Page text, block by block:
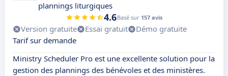
plannings liturgiques
4.6Basé sur 157 avis
Version gratuite Essai gratuit
Démo gratuite
Tarif sur demande
Ministry Scheduler Pro est une excellente solution pour la
gestion des plannings des bénévoles et des ministères.